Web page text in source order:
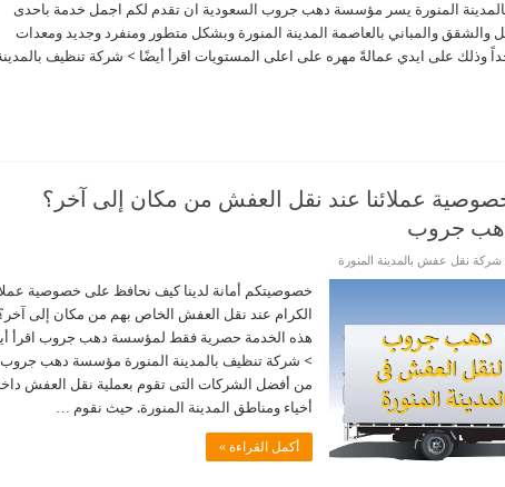
المنورة يسر مؤسسة دهب جروب السعودية ان تقدم لكم اجمل خدمة باحدى
والشقق والمباني بالعاصمة المدينة المنورة وبشكل متطور ومنفرد وجديد ومعدات
وذلك على ايدي عمالةً مهره على اعلى المستويات اقرأ أيضًا > شركة تنظيف
عملائنا عند نقل العفش من مكان إلى آخر؟
جروب
شركة نقل عفش بالمدينة المنورة
خصوصيتكم أمانة لدينا كيف نحافظ على خصوصية
الكرام عند نقل العفش الخاص بهم من مكان إلى
هذه الخدمة حصرية فقط لمؤسسة دهب جروب اقرأ
> شركة تنظيف بالمدينة المنورة مؤسسة دهب جروب
من أفضل الشركات التى تقوم بعملية نقل العفش
أخياء ومناطق المدينة المنورة. حيث نقوم …
أكمل القراءة »